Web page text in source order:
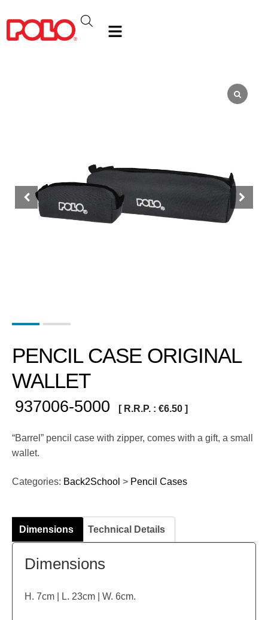
PENCIL CASE ORIGINAL
WALLET
937006-5000 [ R.R.P. : €6.50 ]
“Barrel” pencil case with zipper, comes with a gift, a small
wallet.
Categories: Back2School > Pencil Cases
Dimensions Technical Details
Dimensions
H. 7cm | L. 23cm | W. 6cm.